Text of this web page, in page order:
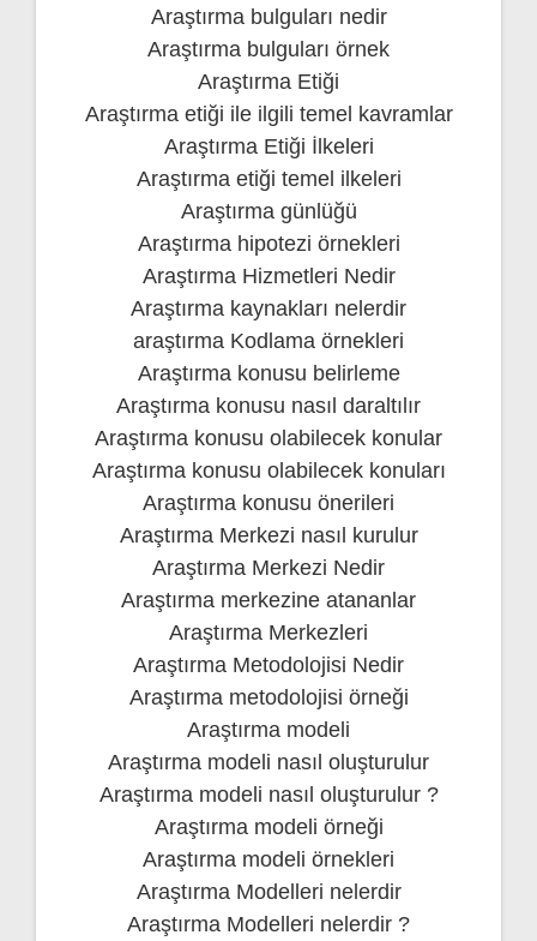
Araştırma bulguları nedir
Araştırma bulguları örnek
Araştırma Etiği
Araştırma etiği ile ilgili temel kavramlar
Araştırma Etiği İlkeleri
Araştırma etiği temel ilkeleri
Araştırma günlüğü
Araştırma hipotezi örnekleri
Araştırma Hizmetleri Nedir
Araştırma kaynakları nelerdir
araştırma Kodlama örnekleri
Araştırma konusu belirleme
Araştırma konusu nasıl daraltılır
Araştırma konusu olabilecek konular
Araştırma konusu olabilecek konuları
Araştırma konusu önerileri
Araştırma Merkezi nasıl kurulur
Araştırma Merkezi Nedir
Araştırma merkezine atananlar
Araştırma Merkezleri
Araştırma Metodolojisi Nedir
Araştırma metodolojisi örneği
Araştırma modeli
Araştırma modeli nasıl oluşturulur
Araştırma modeli nasıl oluşturulur ?
Araştırma modeli örneği
Araştırma modeli örnekleri
Araştırma Modelleri nelerdir
Araştırma Modelleri nelerdir ?